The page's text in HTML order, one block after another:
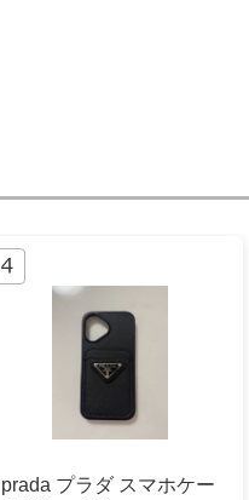
prada プラダ スマホケー